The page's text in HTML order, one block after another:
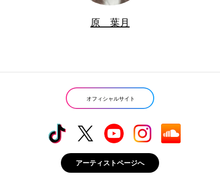
原 葉月
オフィシャルサイト
アーティストページへ